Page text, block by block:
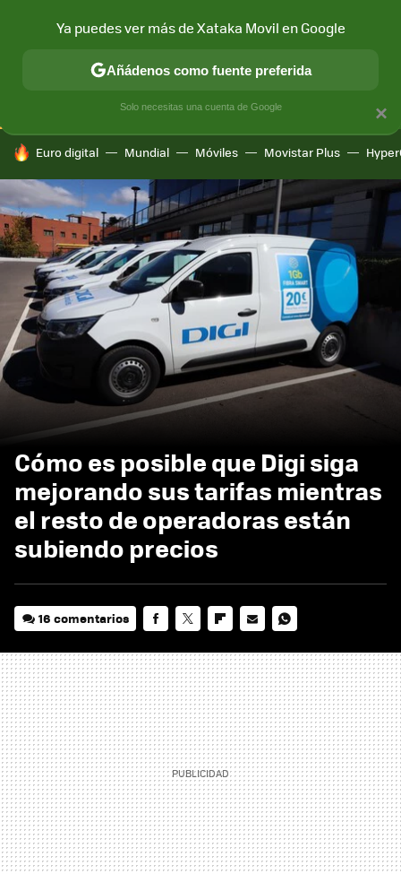
CONECTIVIDAD MÓVIL Y SOCIEDAD APLICACIONES
HOY SE HABLA DE
Euro digital Mundial Móviles Movistar Plus
Cómo es posible que Digi siga
mejorando sus tarifas mientras
el resto de operadoras están
subiendo precios
16 comentarios
MAIL
×
Ya puedes ver más de Xataka Movil en Google
Añádenos como fuente preferida
Solo necesitas una cuenta de Google